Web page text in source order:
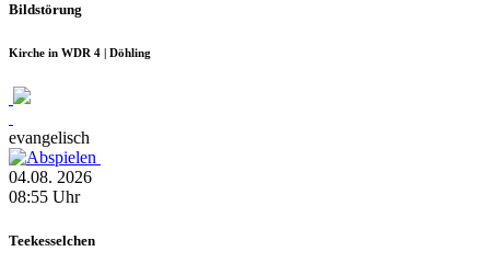
Bildstörung
Kirche in WDR 4 | Döhling
evangelisch
04.08. 2026
08:55 Uhr
Teekesselchen